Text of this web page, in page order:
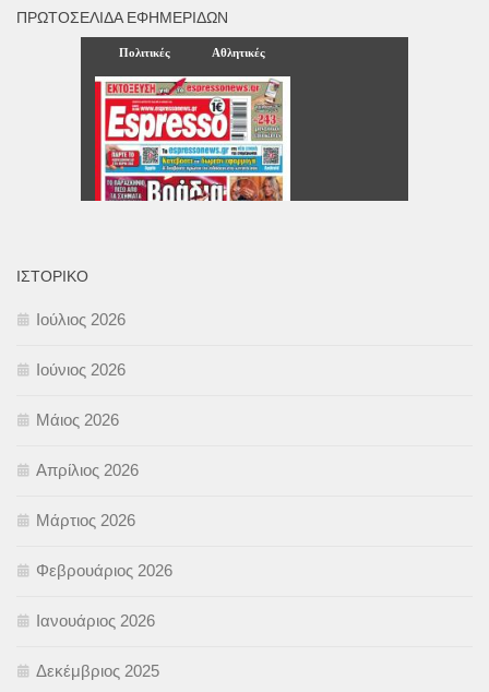
ΠΡΩΤΟΣΈΛΙΔΑ ΕΦΗΜΕΡΊΔΩΝ
ΙΣΤΟΡΙΚΌ
Ιούλιος 2026
Ιούνιος 2026
Μάιος 2026
Απρίλιος 2026
Μάρτιος 2026
Φεβρουάριος 2026
Ιανουάριος 2026
Δεκέμβριος 2025